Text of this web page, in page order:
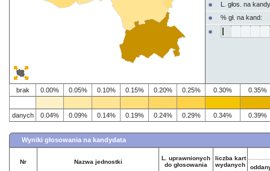
L. głos. na
% gł. na kand:
brak 0.00% 0.05% 0.10% 0.15% 0.20% 0.25% 0.30% 0.35%
danych 0.04% 0.09% 0.14% 0.19% 0.24% 0.29% 0.34% 0.39%
Wyniki głosowania na kandydata
Nr Nazwa jednostki
L. uprawnionych
do głosowania
liczba kart
wydanych